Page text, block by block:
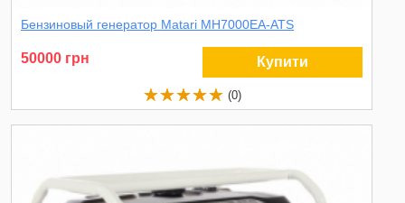
Бензиновый генератор Matari MH7000EA-ATS
50000 грн Купити
(0)